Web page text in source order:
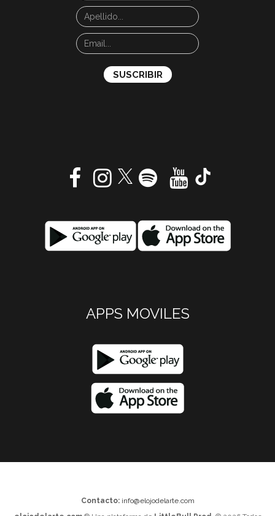
APPS MOVILES
Contacto: info@elojodelarte.com